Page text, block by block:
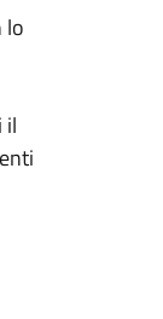
lo
il